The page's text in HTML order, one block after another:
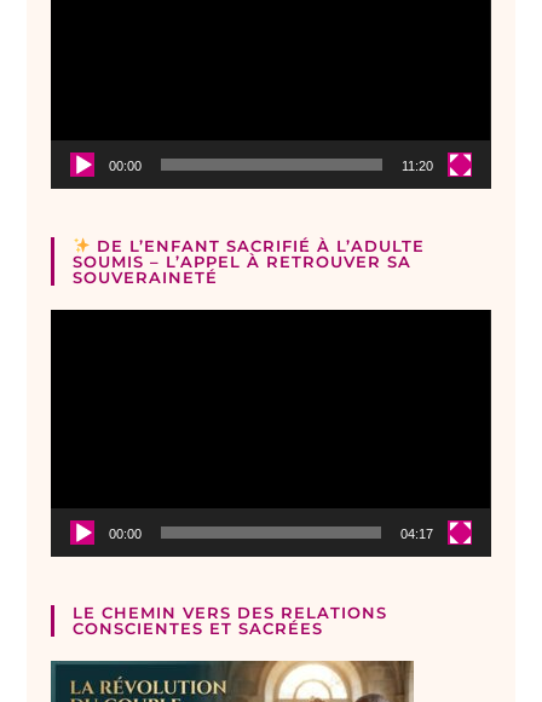
00:00 11:20
DE L’ENFANT SACRIFIÉ À L’ADULTE
SOUMIS – L’APPEL À RETROUVER SA
SOUVERAINETÉ
00:00 04:17
LE CHEMIN VERS DES RELATIONS
CONSCIENTES ET SACRÉES